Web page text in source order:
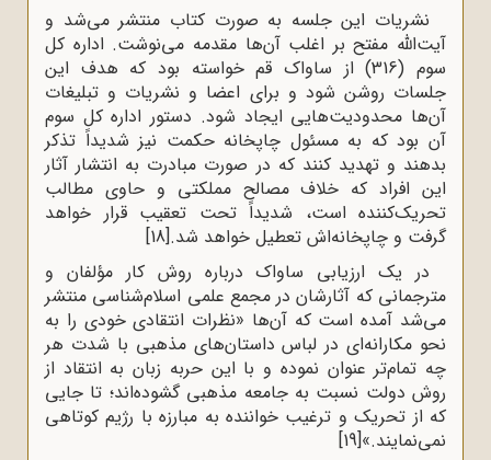
نشریات این جلسه به صورت کتاب منتشر می‌شد و
آیت‌الله مفتح بر اغلب آن‌ها مقدمه می‌نوشت. اداره کل
سوم (316) از ساواک قم خواسته بود که هدف این
جلسات روشن شود و برای اعضا و نشریات و تبلیغات
آن‌ها محدودیت‌هایی ایجاد شود. دستور اداره کل سوم
آن بود که به مسئول چاپخانه حکمت نیز شدیداً تذکر
بدهند و تهدید کنند که در صورت مبادرت به انتشار آثار
این افراد که خلاف مصالح مملکتی و حاوی مطالب
تحریک‌کننده است، شدیداً تحت تعقیب قرار خواهد
گرفت و چاپخانه‌اش تعطیل خواهد شد.[18]
در یک ارزیابی ساواک درباره روش کار مؤلفان و
مترجمانی که آثارشان در مجمع علمی اسلام‌شناسی منتشر
می‌شد آمده است که آن‌ها «نظرات انتقادی خودی را به
نحو مکارانه‌ای در لباس داستان‌های مذهبی با شدت هر
چه تمام‌تر عنوان نموده و با این حربه زبان به انتقاد از
روش دولت نسبت به جامعه مذهبی گشوده‌اند؛ تا جایی
که از تحریک و ترغیب خواننده به مبارزه با رژیم کوتاهی
نمی‌نمایند.»[19]